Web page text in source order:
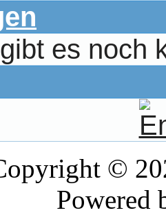
es noch
©
Powered